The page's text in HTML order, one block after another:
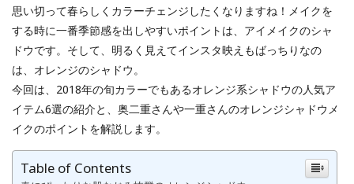
思い切って春らしくカラーチェンジしたくなりますね！メイクを
する時に一番季節感を出しやすいポイントは、アイメイクのシャ
ドウです。そして、明るく見えてインスタ映えもばっちりなの
は、オレンジのシャドウ。
今回は、2018年の旬カラーでもあるオレンジ系シャドウの人気ア
イテム6選の紹介と、奥二重さんや一重さんのオレンジシャドウメ
イクのポイントを解説します。
Table of Contents